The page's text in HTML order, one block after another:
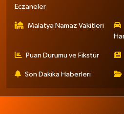
Eczaneler
Malatya Namaz Vakitleri
Puan Durumu ve Fikstür
Son Dakika Haberleri